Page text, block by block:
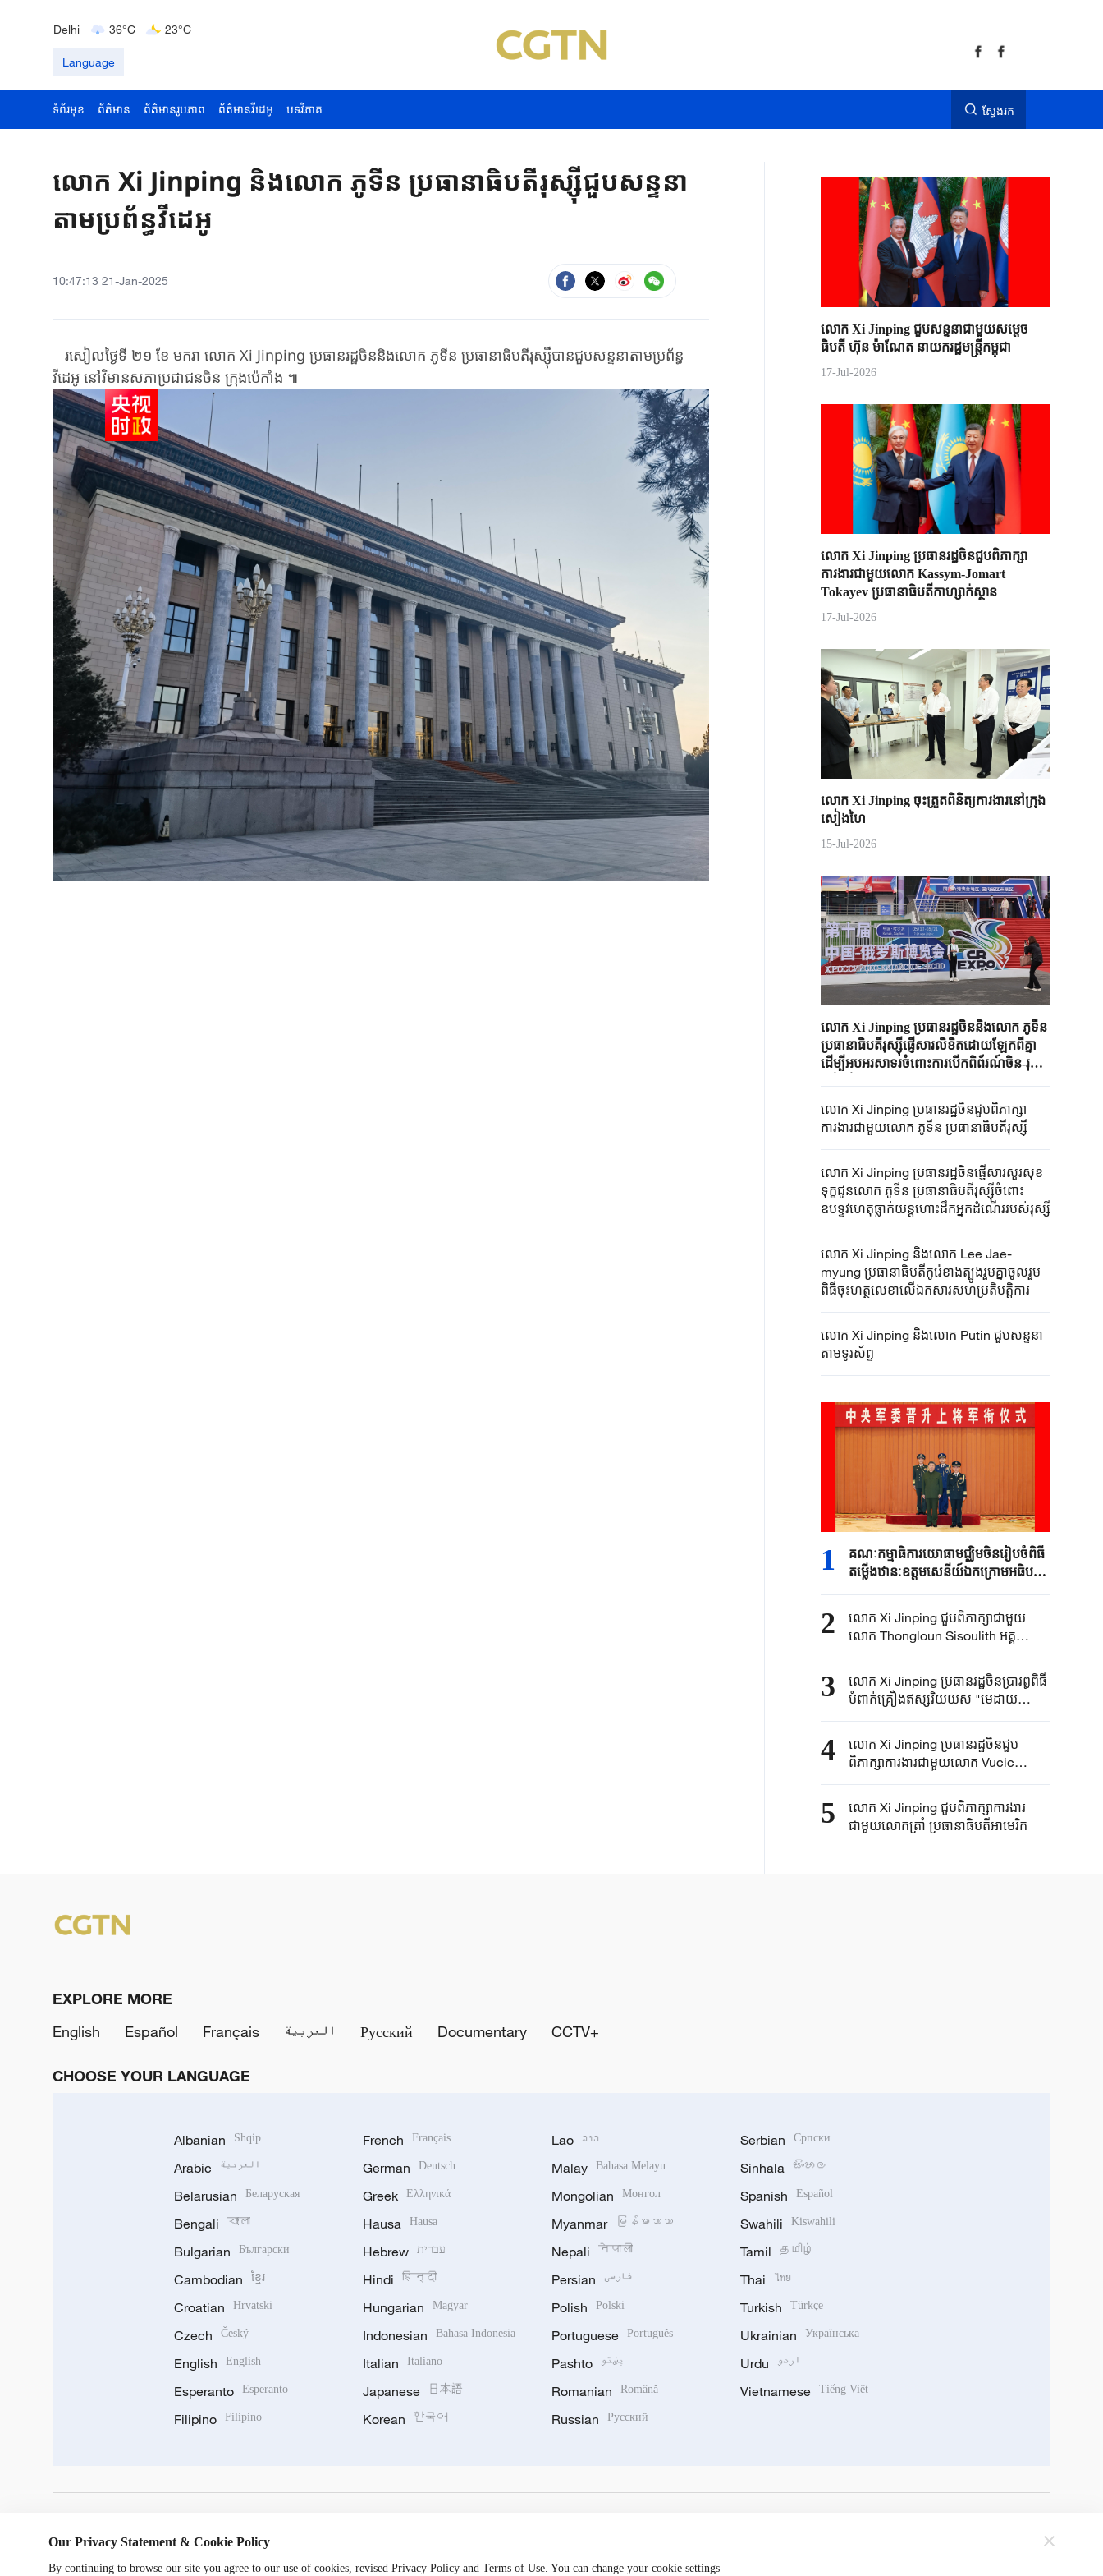
Delhi
36°C
23°C
Language
ទំព័រមុខ ព័ត៌មាន ព័ត៌មានរូបភាព ព័ត៌មានវីដេអូ បទវិភាគ ស្វែងរក
លោក Xi Jinping និងលោក ភូទីន ប្រធានាធិបតីរុស្ស៊ីជួបសន្ទនា
តាមប្រព័ន្ធវីដេអូ
10:47:13 21-Jan-2025
រសៀល​ថ្ងៃទី ២១ ខែ មករា លោក Xi Jinping ប្រធាន​រដ្ឋ​ចិន​និង​លោក ភូទីន ប្រធានាធិបតី​រុស្ស៊ីបាន​​ជួប​សន្ទនា​តាម​ប្រព័ន្ធ​
វីដេអូ​ នៅវិមាន​សភាប្រជាជន​ចិន​ ក្រុង​ប៉េកាំង ៕
លោក Xi Jinping ជួបសន្ទនាជាមួយសម្តេច
ធិបតី ហ៊ុន ម៉ាណែត នាយករដ្ឋមន្ត្រីកម្ពុជា
17-Jul-2026
លោក Xi Jinping ប្រធានរដ្ឋចិន​ជួបពិភាក្សា​
ការងារជាមួយ​លោក Kassym-Jomart ​
Tokayev ​ប្រធានាធិបតី​កាហ្សាក់ស្ថាន​
17-Jul-2026
លោក Xi Jinping ចុះត្រួតពិនិត្យការងារនៅក្រុង
សៀងហៃ
15-Jul-2026
លោក Xi Jinping ប្រធានរដ្ឋចិននិងលោក ភូទីន
ប្រធានាធិបតីរុស្ស៊ីផ្ញើសារលិខិតដោយឡែកពីគ្នា
ដើម្បីអបអរសាទរចំពោះការបើកពិព័រណ៍ចិន-រុស្ស៊ី
លោក Xi Jinping ប្រធានរដ្ឋចិនជួបពិភាក្សា
ការងារជាមួយលោក ភូទីន ប្រធានាធិបតីរុស្ស៊ី
លោក Xi Jinping ប្រធានរដ្ឋចិនផ្ញើសារសួរសុខ
ទុក្ខជូនលោក ភូទីន ប្រធានាធិបតីរុស្ស៊ីចំពោះ
ឧបទ្ទវហេតុធ្លាក់យន្តហោះដឹកអ្នកដំណើររបស់រុស្ស៊ី
លោក Xi Jinping និងលោក Lee Jae-
myung ប្រធានាធិបតីកូរ៉េខាងត្បូងរួមគ្នាចូលរួម
ពិធីចុះហត្ថលេខាលើឯកសារសហប្រតិបតិ្តការ
លោក Xi Jinping និងលោក Putin ជួបសន្ទនា
តាមទូរស័ព្ទ
1
គណៈកម្មាធិការយោធាមជ្ឈិម​ចិន​រៀបចំ​ពិធី​
តម្លើងឋានៈឧត្តមសេនីយ៍ឯកក្រោម​អធិបតី​
2
លោក Xi Jinping ជួបពិភាក្សាជាមួយ
លោក Thongloun Sisoulith អគ្គ
លេខាធិការនៃគណៈកម្មាធិការមជ្ឈិមបក្ស
ប្រជាជនបដិវត្តន៍ឡាវនិងជាប្រធានរដ្ឋឡាវ
3
លោក Xi Jinping ប្រធានរដ្ឋចិនប្រារព្ធពិធី
បំពាក់​គ្រឿង​ឥស្សរិយយស "មេដាយ
មិត្តភាព" ជូនលោក Vucic ប្រធានាធិបតី
4
លោក Xi Jinping ប្រធានរដ្ឋចិនជួប
ពិភាក្សាការងារជាមួយលោក Vucic
ប្រធានាធិបតីស៊ែប៊ី
5
លោក Xi ​Jinping ​ជួបពិភាក្សា​ការងារ​
ជាមួយ​លោកត្រាំ ​ប្រធានាធិបតី​អាមេរិក​​
EXPLORE MORE
English
Español Français العربية Русский Documentary CCTV+
CHOOSE YOUR LANGUAGE
Albanian Shqip
Arabic العربية
Belarusian Беларуская
Bengali বাংলা
Bulgarian Български
Cambodian ខ្មែរ
Croatian Hrvatski
Czech Český
English English
Esperanto Esperanto
Filipino Filipino
French Français
German Deutsch
Greek Ελληνικά
Hausa Hausa
Hebrew עברית
Hindi हिन्दी
Hungarian Magyar
Indonesian Bahasa Indonesia
Italian Italiano
Japanese 日本語
Korean 한국어
Lao ລາວ
Malay Bahasa Melayu
Mongolian Монгол
Myanmar မြန်မာဘာသာ
Nepali नेपाली
Persian فارسی
Polish Polski
Portuguese Português
Pashto پښتو
Romanian Română
Russian Русский
Serbian Српски
Sinhala සිංහල
Spanish Español
Swahili Kiswahili
Tamil தமிழ்
Thai ไทย
Turkish Türkçe
Ukrainian Українська
Urdu اردو
Vietnamese Tiếng Việt
Our Privacy Statement & Cookie Policy
By continuing to browse our site you agree to our use of cookies, revised Privacy Policy and Terms of Use. You can change your cookie settings